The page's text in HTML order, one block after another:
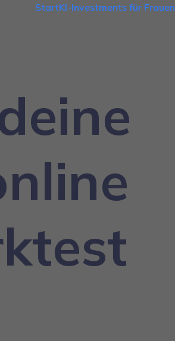
StartKI-Investments für Frauen